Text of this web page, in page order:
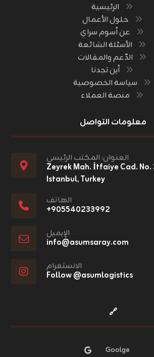
الرئيسية
حلول الأعمال
عن أسوم سراي
الأسئلة الشائعة
الدّعم والمقالات
أين تجدنا
سياسة الخصوصية
منصة العملاء
معلومات التواصل
العنوان: المكتب الرئيسي
Zeyrek Mah. İtfaiye Cad. No. ٣١, ٣٤٠٨٣ Fatih,
Istanbul, Turkey
الهاتف
+٩٠٥٥٤٠٢٣٣٩٩٢
الإيميل
info@asumsaray.com
الانستغرام
Follow @asumlogistics
🔗
Goolge